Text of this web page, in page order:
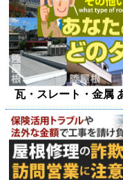
瓦・スレート・金属